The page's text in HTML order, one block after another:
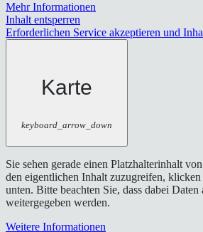
Mehr Informationen
Inhalt entsperren
Erforderlichen Service akzeptieren und
Karte
keyboard_arrow_down
Sie sehen gerade einen Platzhalterinhalt von
den eigentlichen Inhalt zuzugreifen,
unten. Bitte beachten Sie, dass dabei
weitergegeben werden.
Weitere Informationen